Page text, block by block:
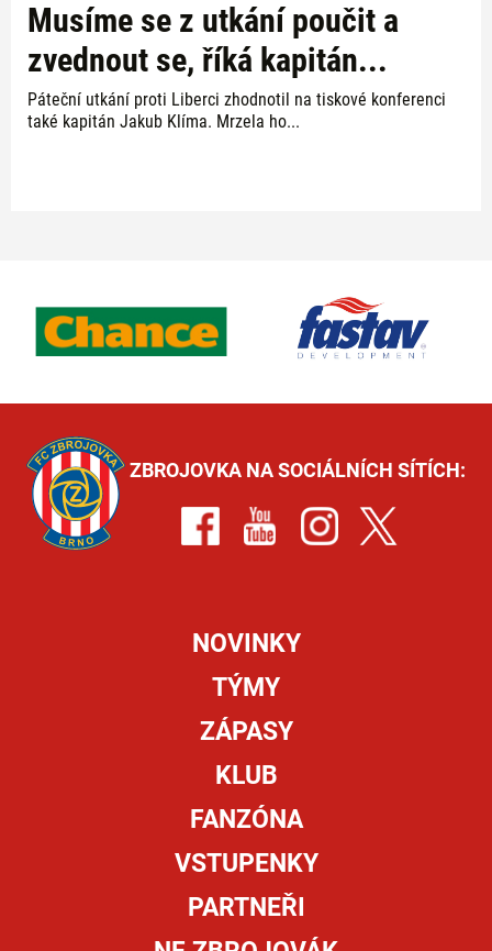
Musíme se z utkání poučit a
zvednout se, říká kapitán...
Páteční utkání proti Liberci zhodnotil na tiskové konferenci
také kapitán Jakub Klíma. Mrzela ho...
ZBROJOVKA NA SOCIÁLNÍCH SÍTÍCH:
NOVINKY
TÝMY
ZÁPASY
KLUB
FANZÓNA
VSTUPENKY
PARTNEŘI